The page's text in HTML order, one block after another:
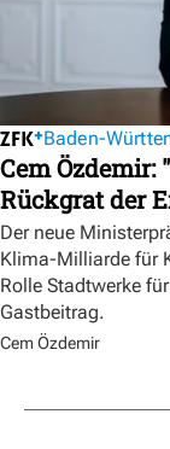
Baden-
Cem
Rückgrat der
Der neue
Klima-Milliarde für
Rolle Stadtwerke
Gastbeitrag.
Cem Özdemir